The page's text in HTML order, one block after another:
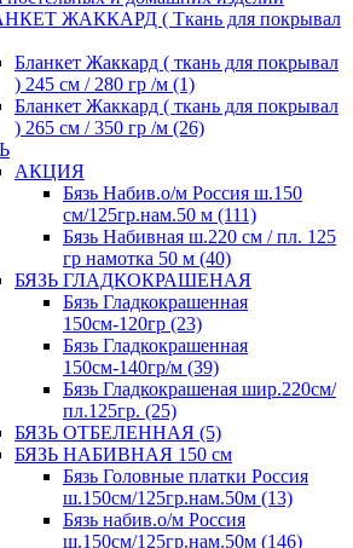
ЖАККАРД ( Ткань для покрывал
Бланкет Жаккард ( ткань для покрывал
) 245 см / 280 гр /м (1)
Бланкет Жаккард ( ткань для покрывал
) 265 см / 350 гр /м (26)
АКЦИЯ
Бязь Набив.о/м Россия ш.150
см/125гр.нам.50 м (111)
Бязь Набивная ш.220 см / пл. 125
гр намотка 50 м (40)
БЯЗЬ ГЛАДКОКРАШЕНАЯ
Бязь Гладкокрашенная
150см-120гр (23)
Бязь Гладкокрашенная
150см-140гр/м (39)
Бязь Гладкокрашеная шир.220см/
пл.125гр. (25)
БЯЗЬ ОТБЕЛЕННАЯ (5)
БЯЗЬ НАБИВНАЯ 150 см
Бязь Головные платки Россия
ш.150см/125гр.нам.50м (13)
Бязь набив.о/м Россия
ш.150см/125гр.нам.50м (146)